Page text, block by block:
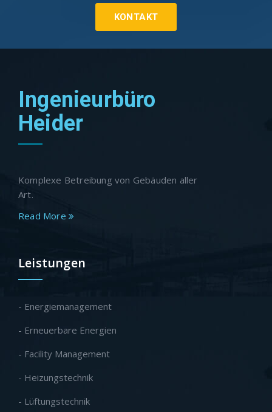
KONTAKT
Ingenieurbüro
Heider
Komplexe Betreibung von Gebäuden aller
Art.
Read More
Leistungen
- Energiemanagement
- Erneuerbare Energien
- Facility Management
- Heizungstechnik
- Lüftungstechnik